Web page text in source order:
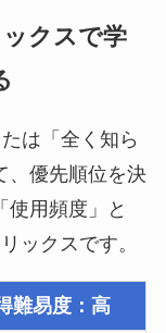
クスで学
は「全く知ら
、優先順位を決
使用頻度」と
ックスです。
難易度：高